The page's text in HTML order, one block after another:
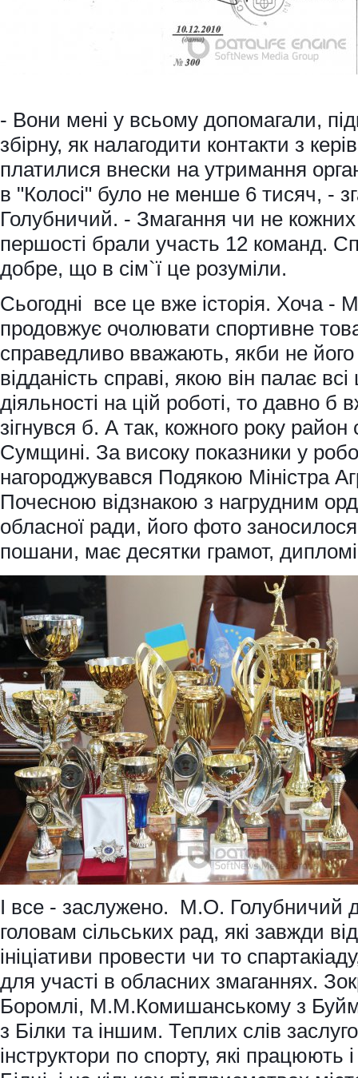
- Вони мені у всьому допомагали,
збірну, як налагодити контакти з
платилися внески на утримання
в "Колосі" було не менше 6 тисяч, -
Голубничий. - Змагання чи не
першості брали участь 12 команд.
добре, що в сім`ї це розуміли.
Сьогодні все це вже історія. Хоча -
продовжує очолювати спортивне
справедливо вважають, якби не його
відданість справі, якою він палає всі
діяльності на цій роботі, то давно б
зігнувся б. А так, кожного року
Сумщині. За високу показники у
нагороджувався Подякою Міністра
Почесною відзнакою з нагрудним
обласної ради, його фото
пошани, має десятки грамот,
І все - заслужено. М.О. Голубничий
головам сільських рад, які завжди
ініціативи провести чи то
для участі в обласних змаганнях.
Боромлі, М.М.Комишанському з
з Білки та іншим. Теплих слів
інструктори по спорту, які працюють